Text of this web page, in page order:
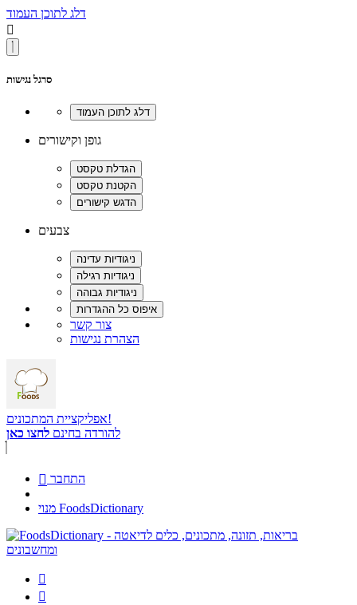
דלג לתוכן העמוד

סרגל נגישות
גופן וקישורים
צבעים
צור קשר
הצהרת נגישות
אפליקציית המתכונים!
להורדה בחינם לחצו כאן
 התחבר
מנוי FoodsDictionary

